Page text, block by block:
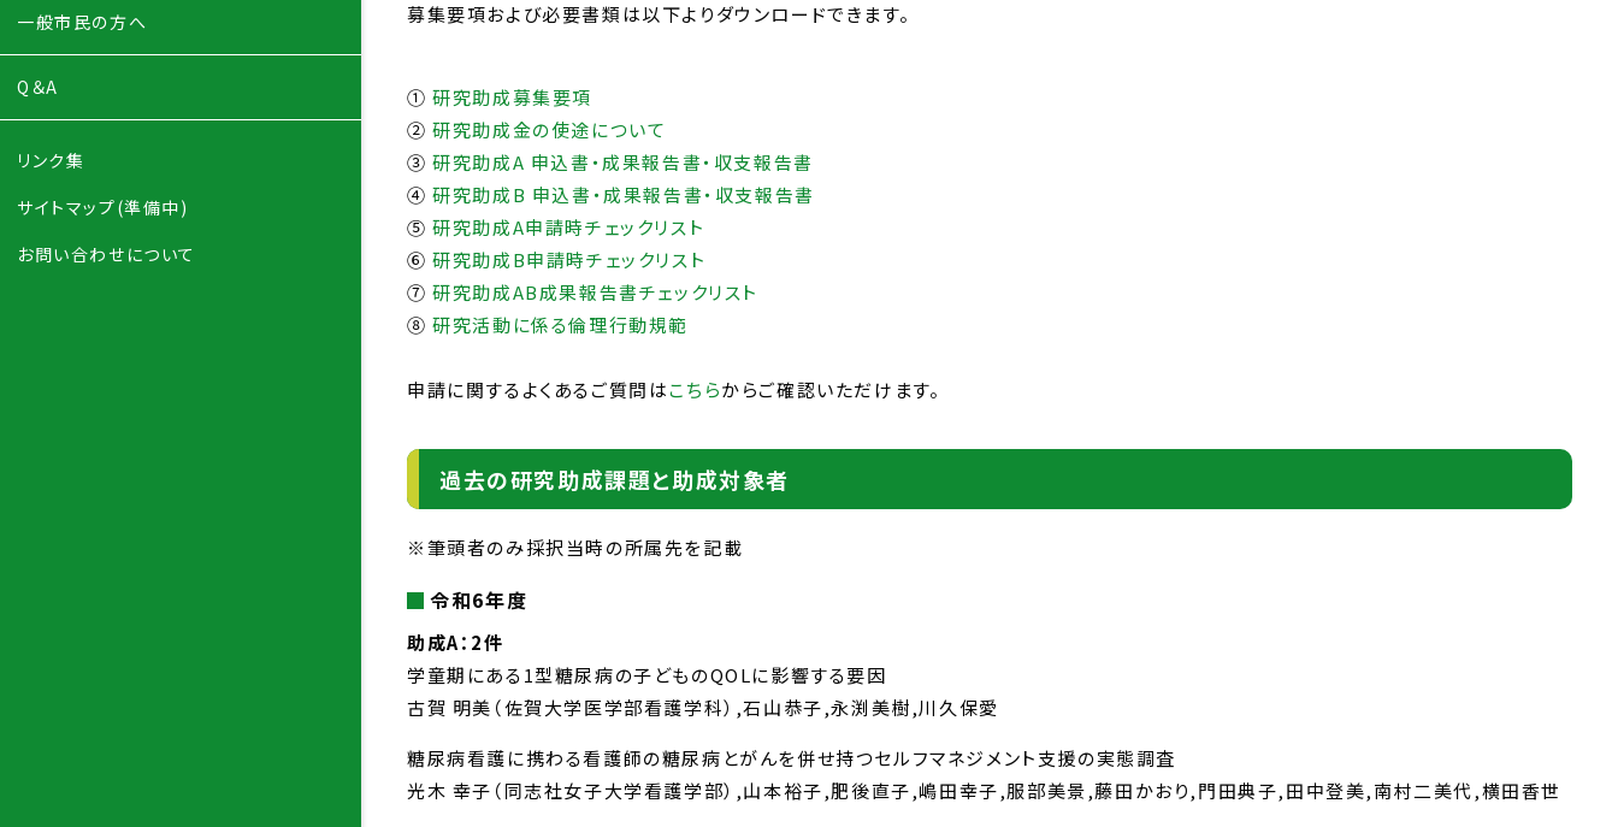
一般市民の方へ
Q＆A
リンク集
サイトマップ(準備中)
お問い合わせについて
募集要項および必要書類は以下よりダウンロードできます。
①研究助成募集要項
②研究助成金の使途について
③研究助成A 申込書・成果報告書・収支報告書
④研究助成B 申込書・成果報告書・収支報告書
⑤研究助成A申請時チェックリスト
⑥研究助成B申請時チェックリスト
⑦研究助成AB成果報告書チェックリスト
⑧研究活動に係る倫理行動規範
申請に関するよくあるご質問はこちらからご確認いただけます。
過去の研究助成課題と助成対象者
※筆頭者のみ採択当時の所属先を記載
令和6年度
助成A：2件
学童期にある1型糖尿病の子どものQOLに影響する要因
古賀 明美（佐賀大学医学部看護学科）,石山恭子,永渕美樹,川久保愛
糖尿病看護に携わる看護師の糖尿病とがんを併せ持つセルフマネジメント支援の実態調査
光木 幸子（同志社女子大学看護学部）,山本裕子,肥後直子,嶋田幸子,服部美景,藤田かおり,門田典子,田中登美,南村二美代,横田香世